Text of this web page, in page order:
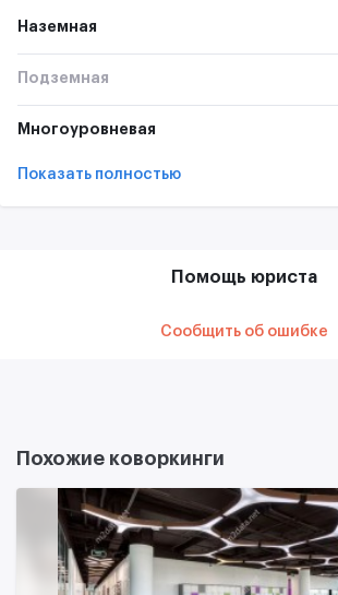
Наземная
Подземная
Многоуровневая
Показать полностью
Помощь юриста
Сообщить об ошибке
Похожие коворкинги